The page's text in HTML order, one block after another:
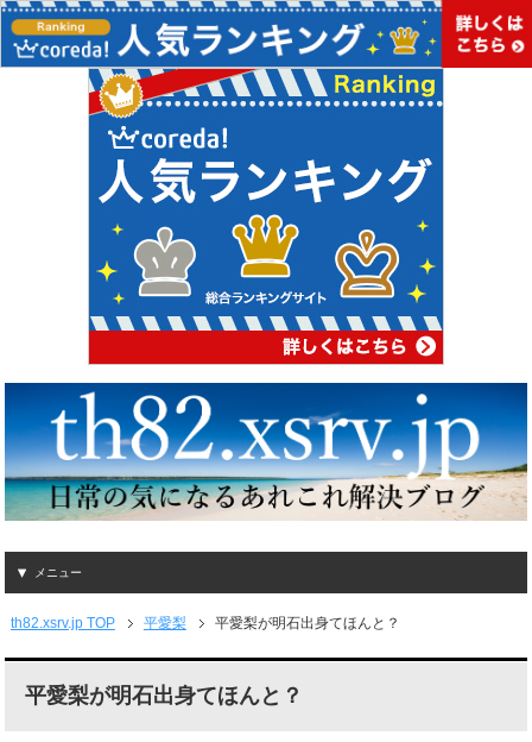
メニュー
th82.xsrv.jp TOP 平愛梨 平愛梨が明石出身てほんと？
平愛梨が明石出身てほんと？